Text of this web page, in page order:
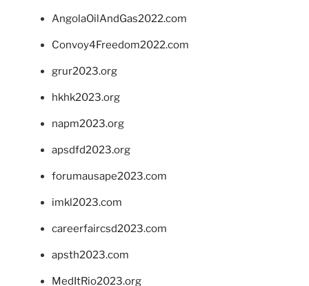
AngolaOilAndGas2022.com
Convoy4Freedom2022.com
grur2023.org
hkhk2023.org
napm2023.org
apsdfd2023.org
forumausape2023.com
imkl2023.com
careerfaircsd2023.com
apsth2023.com
MedItRio2023.org